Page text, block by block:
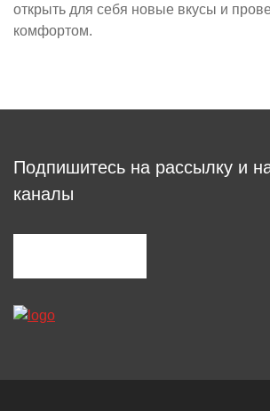
открыть для себя новые вкусы и
комфортом.
Подпишитесь на рассылку и
каналы